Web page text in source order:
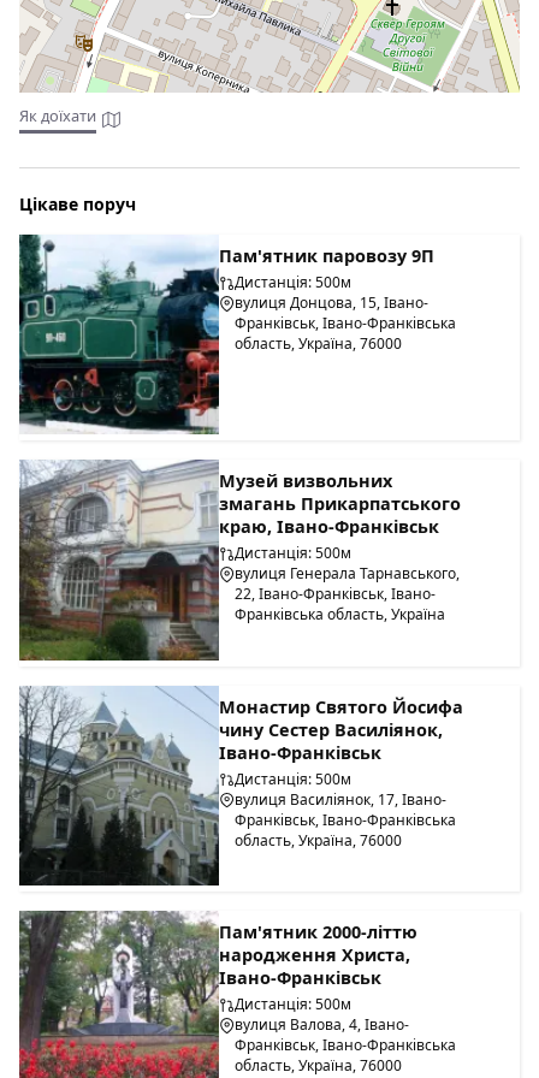
Як доїхати
Цікаве поруч
Пам'ятник паровозу 9П
Дистанція: 500м
вулиця Донцова, 15, Івано-
Франківськ, Івано-Франківська
область, Україна, 76000
Музей визвольних
змагань Прикарпатського
краю, Івано-Франківськ
Дистанція: 500м
вулиця Генерала Тарнавського,
22, Івано-Франківськ, Івано-
Франківська область, Україна
Монастир Святого Йосифа
чину Сестер Василіянок,
Івано-Франківськ
Дистанція: 500м
вулиця Василіянок, 17, Івано-
Франківськ, Івано-Франківська
область, Україна, 76000
Пам'ятник 2000-літтю
народження Христа,
Івано-Франківськ
Дистанція: 500м
вулиця Валова, 4, Івано-
Франківськ, Івано-Франківська
область, Україна, 76000